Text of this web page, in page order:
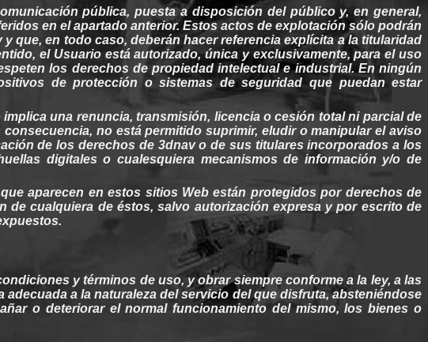
pública,puestaa disposición del público y, engeneral,
en el apartado anterior. Estosactos de explotaciónsólo podrán
y que, en todo caso, deberánhacerreferencia explícita a latitularidad
el Usuario está autorizado, única y exclusivamente, para el uso
los derechos depropiedad intelectual e industrial. En ningún
de protección o sistemas deseguridad que puedanestar
una renuncia, transmisión, licencia o cesión total ni parcial de
no está permitido suprimir, eludir o manipular el aviso
de los derechos de 3dnavo de sus titulares incorporados a los
digitales o cualesquieramecanismos de información y/o de
aparecen enestos sitios Webestán protegidospor derechos de
decualquiera de éstos, salvo autorización expresa y por escrito de
.
ytérminos de uso, y obrarsiempreconforme a la ley, a las
adecuada a lanaturaleza del servicio del que disfruta,absteniéndose
o deteriorar el normalfuncionamiento del mismo, losbienes o